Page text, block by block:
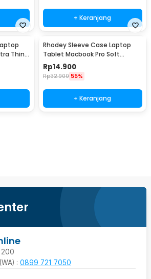
+ Keranjang
Thin
Rhodey Sleeve Case Laptop
Tablet Macbook Pro Soft
Protection Felt 12 Inch - MR24
Rp14.900
Rp32.900 55%
+ Keranjang
200
: 0899 721 7050